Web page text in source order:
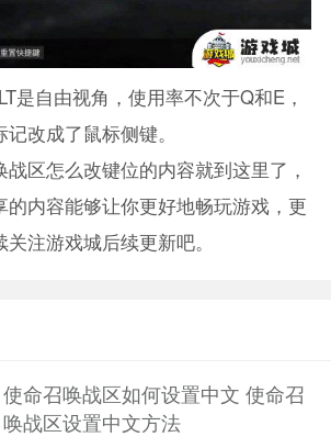
自由视角，使用率不次于Q和E，
改成了鼠标侧键。
区怎么改键位的内容就到这里了，
的内容能够让你更好地畅玩游戏，更
注游戏城后续更新吧。
使命召唤战区如何设置中文 使命召
唤战区设置中文方法